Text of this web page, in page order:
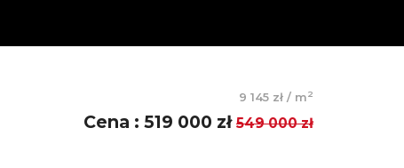
9 145 zł / m2
Cena : 519 000 zł 549 000 zł